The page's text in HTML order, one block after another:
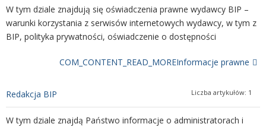
W tym dziale znajdują się oświadczenia prawne wydawcy BIP –
warunki korzystania z serwisów internetowych wydawcy, w tym z
BIP, polityka prywatności, oświadczenie o dostępności
COM_CONTENT_READ_MOREInformacje prawne
Redakcja BIP Liczba artykułów: 1
W tym dziale znajdą Państwo informacje o administratorach i